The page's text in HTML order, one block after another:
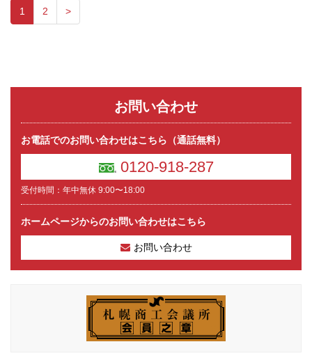
1 2 >
お問い合わせ
お電話でのお問い合わせはこちら（通話無料）
0120-918-287
受付時間：年中無休 9:00〜18:00
ホームページからのお問い合わせはこちら
お問い合わせ